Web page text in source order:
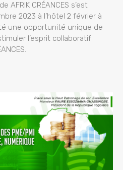
AFRIK CRÉANCES s’est
2023 à l’hôtel 2 février à
une opportunité unique de
l’esprit collaboratif